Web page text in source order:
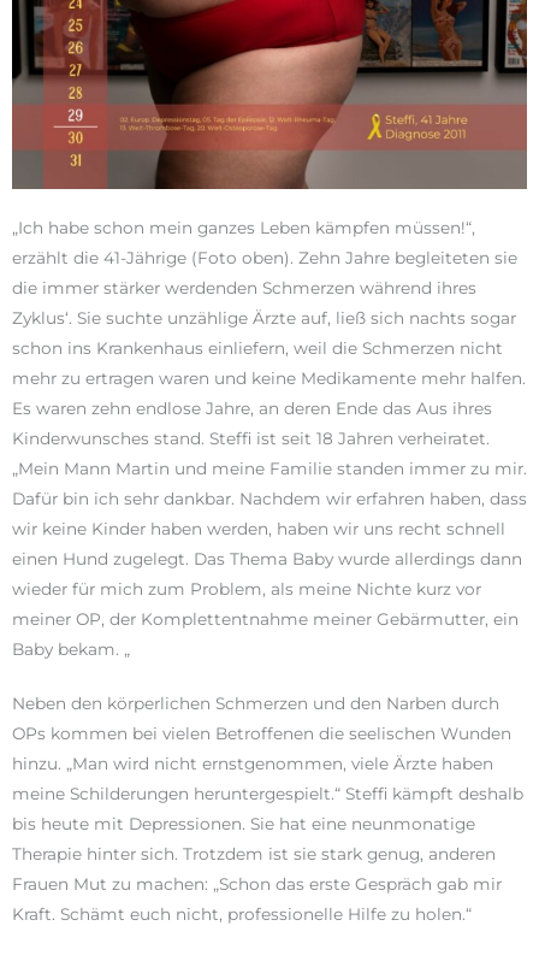
„Ich habe schon mein ganzes Leben kämpfen müssen!“,
erzählt die 41-Jährige (Foto oben). Zehn Jahre begleiteten sie
die immer stärker werdenden Schmerzen während ihres
Zyklus‘. Sie suchte unzählige Ärzte auf, ließ sich nachts sogar
schon ins Krankenhaus einliefern, weil die Schmerzen nicht
mehr zu ertragen waren und keine Medikamente mehr halfen.
Es waren zehn endlose Jahre, an deren Ende das Aus ihres
Kinderwunsches stand. Steffi ist seit 18 Jahren verheiratet.
„Mein Mann Martin und meine Familie standen immer zu mir.
Dafür bin ich sehr dankbar. Nachdem wir erfahren haben, dass
wir keine Kinder haben werden, haben wir uns recht schnell
einen Hund zugelegt. Das Thema Baby wurde allerdings dann
wieder für mich zum Problem, als meine Nichte kurz vor
meiner OP, der Komplettentnahme meiner Gebärmutter, ein
Baby bekam. „
Neben den körperlichen Schmerzen und den Narben durch
OPs kommen bei vielen Betroffenen die seelischen Wunden
hinzu. „Man wird nicht ernstgenommen, viele Ärzte haben
meine Schilderungen heruntergespielt.“ Steffi kämpft deshalb
bis heute mit Depressionen. Sie hat eine neunmonatige
Therapie hinter sich. Trotzdem ist sie stark genug, anderen
Frauen Mut zu machen: „Schon das erste Gespräch gab mir
Kraft. Schämt euch nicht, professionelle Hilfe zu holen.“